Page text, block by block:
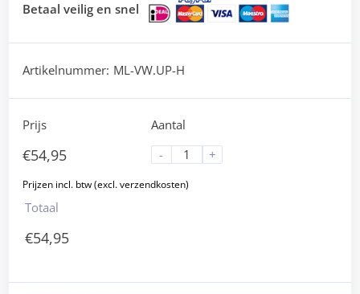
Betaal veilig en snel
Artikelnummer: ML-VW.UP-H
Prijs
€54,95
Aantal
-
+
Totaal
€54,95